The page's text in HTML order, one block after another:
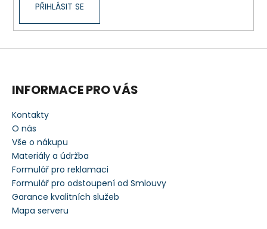
PŘIHLÁSIT SE
INFORMACE PRO VÁS
Kontakty
O nás
Vše o nákupu
Materiály a údržba
Formulář pro reklamaci
Formulář pro odstoupení od Smlouvy
Garance kvalitních služeb
Mapa serveru